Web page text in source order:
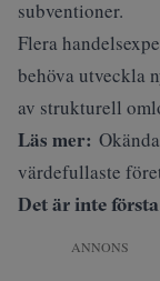
subventioner.
Flera
behöva utveckla
av strukturell
Läs mer:
värdefullaste
Det är inte
ANNONS